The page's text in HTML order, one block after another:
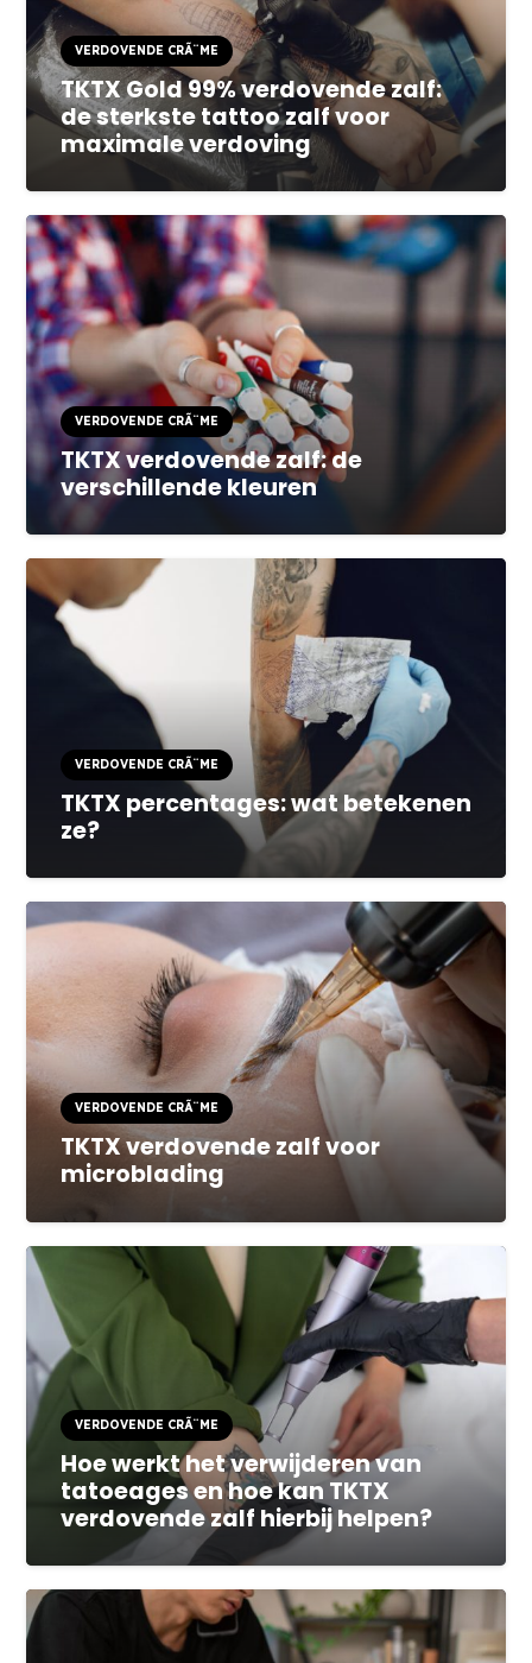
VERDOVENDE CRÃ¨ME
TKTX Gold 99% verdovende zalf:
de sterkste tattoo zalf voor
maximale verdoving
VERDOVENDE CRÃ¨ME
TKTX verdovende zalf: de
verschillende kleuren
VERDOVENDE CRÃ¨ME
TKTX percentages: wat betekenen
ze?
VERDOVENDE CRÃ¨ME
TKTX verdovende zalf voor
microblading
VERDOVENDE CRÃ¨ME
Hoe werkt het verwijderen van
tatoeages en hoe kan TKTX
verdovende zalf hierbij helpen?